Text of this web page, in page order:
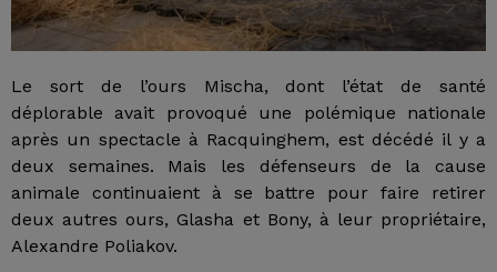
Le sort de l’ours Mischa, dont l’état de santé
déplorable avait provoqué une polémique nationale
après un spectacle à Racquinghem, est décédé il y a
deux semaines. Mais les défenseurs de la cause
animale continuaient à se battre pour faire retirer
deux autres ours, Glasha et Bony, à leur propriétaire,
Alexandre Poliakov.